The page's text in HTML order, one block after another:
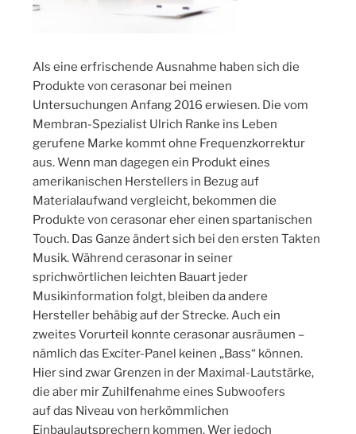
Als eine erfrischende Ausnahme haben sich die
Produkte von cerasonar bei meinen
Untersuchungen Anfang 2016 erwiesen. Die vom
Membran-Spezialist Ulrich Ranke ins Leben
gerufene Marke kommt ohne Frequenzkorrektur
aus. Wenn man dagegen ein Produkt eines
amerikanischen Herstellers in Bezug auf
Materialaufwand vergleicht, bekommen die
Produkte von cerasonar eher einen spartanischen
Touch. Das Ganze ändert sich bei den ersten Takten
Musik. Während cerasonar in seiner
sprichwörtlichen leichten Bauart jeder
Musikinformation folgt, bleiben da andere
Hersteller behäbig auf der Strecke. Auch ein
zweites Vorurteil konnte cerasonar ausräumen –
nämlich das Exciter-Panel keinen „Bass“ können.
Hier sind zwar Grenzen in der Maximal-Lautstärke,
die aber mir Zuhilfenahme eines Subwoofers
auf das Niveau von herkömmlichen
Einbaulautsprechern kommen. Wer jedoch